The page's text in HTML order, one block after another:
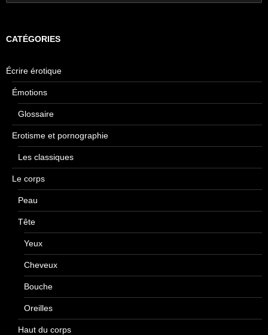
CATÉGORIES
Écrire érotique
Émotions
Glossaire
Erotisme et pornographie
Les classiques
Le corps
Peau
Tête
Yeux
Cheveux
Bouche
Oreilles
Haut du corps